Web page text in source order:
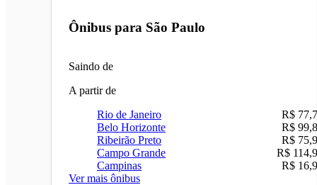
Ônibus para São Paulo
Saindo de
A partir de
Rio de Janeiro
R$
Belo Horizonte
R$
Ribeirão Preto
R$
Campo Grande
R$
Campinas
R$
Ver mais ônibus